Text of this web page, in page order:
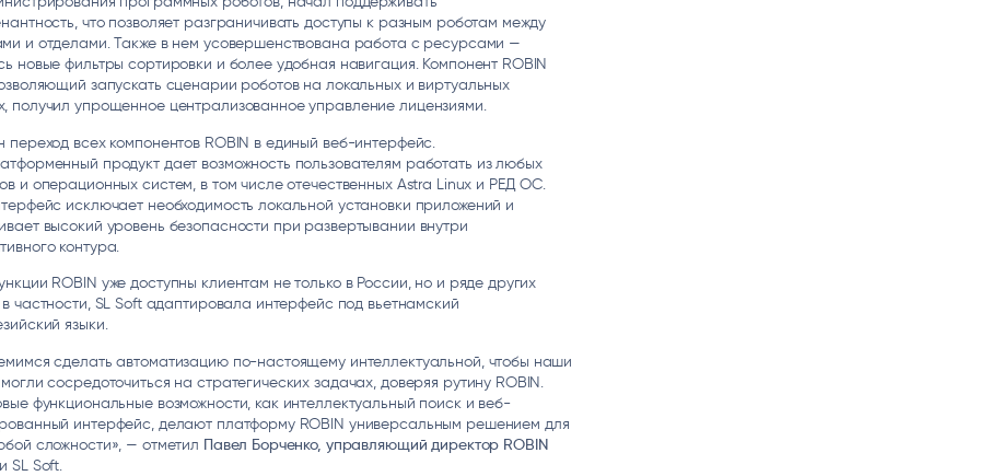
что позволяет разграничивать доступы к разным роботам между
и отделами. Также в нем усовершенствована работа с ресурсами —
новые фильтры сортировки и более удобная навигация. Компонент ROBIN
запускать сценарии роботов на локальных и виртуальных
получил упрощенное централизованное управление лицензиями.
переход всех компонентов ROBIN в единый веб-интерфейс.
продукт дает возможность пользователям работать из любых
и операционных систем, в том числе отечественных Astra Linux и РЕД ОС.
исключает необходимость локальной установки приложений и
высокий уровень безопасности при развертывании внутри
контура.
ROBIN уже доступны клиентам не только в России, но и ряде других
частности, SL Soft адаптировала интерфейс под вьетнамский
языки.
сделать автоматизацию по-настоящему интеллектуальной, чтобы наши
сосредоточиться на стратегических задачах, доверяя рутину ROBIN.
функциональные возможности, как интеллектуальный поиск и веб-
интерфейс, делают платформу ROBIN универсальным решением для
сложности», — отметил Павел Борченко, управляющий директор ROBIN
SL Soft.